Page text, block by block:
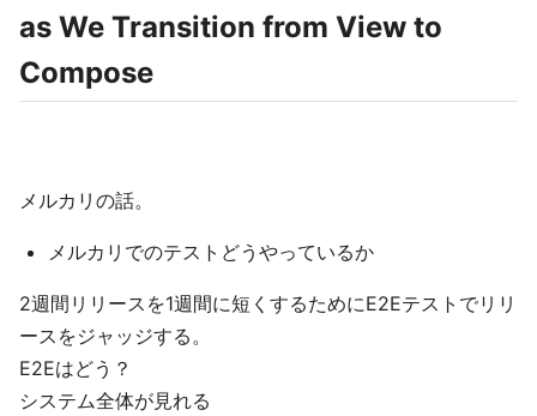
as We Transition from View to
Compose
メルカリの話。
メルカリでのテストどうやっているか
2週間リリースを1週間に短くするためにE2Eテストでリリ
ースをジャッジする。
E2Eはどう？
システム全体が見れる